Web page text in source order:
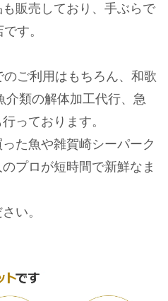
販売しており、手ぶらで
す。
ご利用はもちろん、和歌
介類の解体加工代行、急
っております。
た魚や雑賀崎シーパーク
プロが短時間で新鮮なま
い。